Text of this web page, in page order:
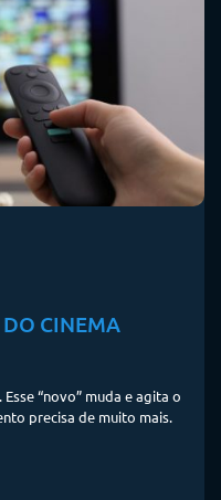
DO CINEMA
“novo” muda e agita o
precisa de muito mais.